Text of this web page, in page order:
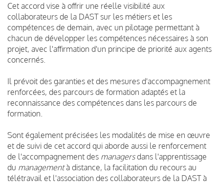
Cet accord vise à offrir une réelle visibilité aux
collaborateurs de la DAST sur les métiers et les
compétences de demain, avec un pilotage permettant à
chacun de développer les compétences nécessaires à son
projet, avec l'affirmation d'un principe de priorité aux agents
concernés.
Il prévoit des garanties et des mesures d'accompagnement
renforcées, des parcours de formation adaptés et la
reconnaissance des compétences dans les parcours de
formation.
Sont également précisées les modalités de mise en œuvre
et de suivi de cet accord qui aborde aussi le renforcement
de l'accompagnement des managersdans l'apprentissage
du managementà distance, la facilitation du recours au
télétravail et l'association des collaborateurs de la DAST à